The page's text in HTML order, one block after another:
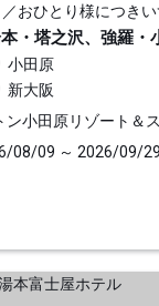
／おひとり様につき
・塔之沢、強羅・
小田原
新大阪
ン小田原リゾート＆
08/09 ～ 2026/09/29